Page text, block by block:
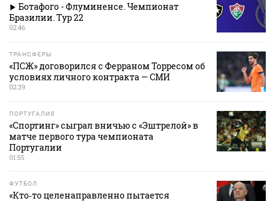
Ботафого - Флуминенсе. Чемпионат
Бразилии. Тур 22
02:46
ТРАНСФЕРЫ
«ПСЖ» договорился с Ферраном Торресом об
условиях личного контракта — СМИ
02:39
ПОРТУГАЛИЯ
«Спортинг» сыграл вничью с «Эштрелой» в
матче первого тура чемпионата
Португалии
01:55
ФУТБОЛ
«Кто‑то целенаправленно пытается